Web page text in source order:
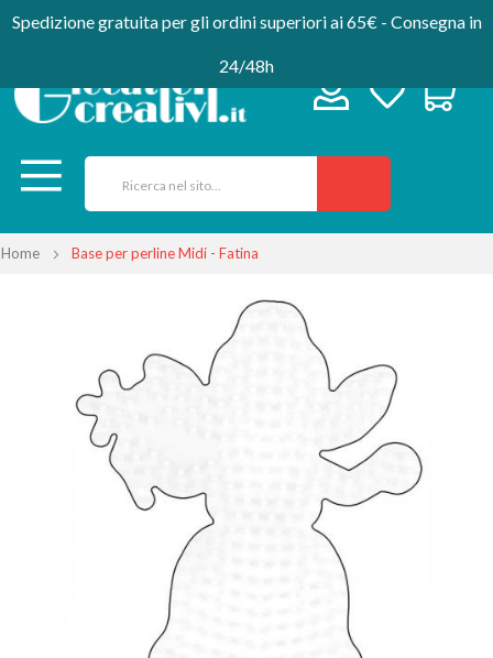
Spedizione gratuita per gli ordini superiori ai 65€ - Consegna in
24/48h
Home Base per perline Midi - Fatina